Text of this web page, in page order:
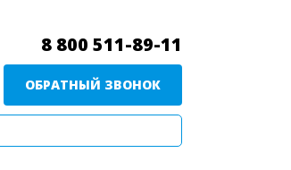
8 800 511-89-11
ОБРАТНЫЙ ЗВОНОК